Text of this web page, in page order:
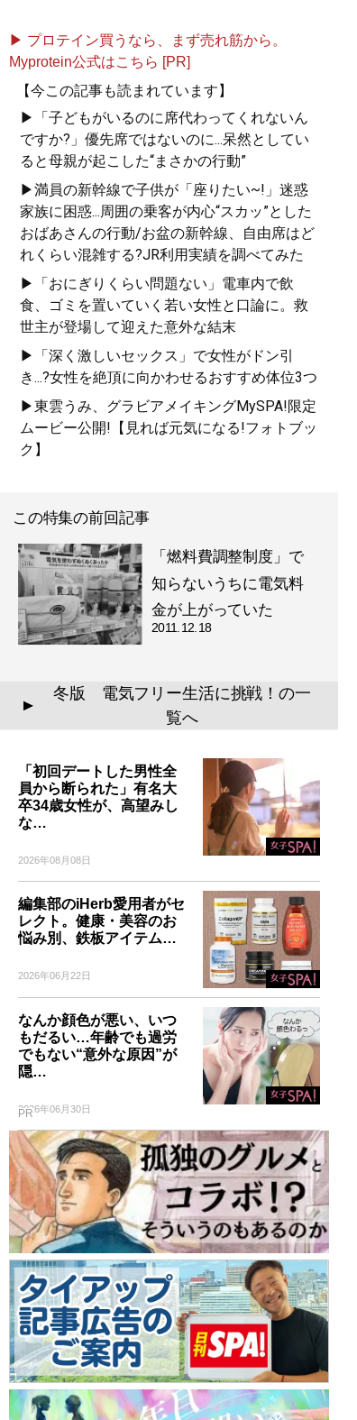
▶ プロテイン買うなら、まず売れ筋から。
Myprotein公式はこちら [PR]
【今この記事も読まれています】
▶「子どもがいるのに席代わってくれないん
ですか?」優先席ではないのに...呆然としてい
ると母親が起こした“まさかの行動”
▶満員の新幹線で子供が「座りたい~!」迷惑
家族に困惑...周囲の乗客が内心“スカッ”とした
おばあさんの行動/お盆の新幹線、自由席はど
れくらい混雑する?JR利用実績を調べてみた
▶「おにぎりくらい問題ない」電車内で飲
食、ゴミを置いていく若い女性と口論に。救
世主が登場して迎えた意外な結末
▶「深く激しいセックス」で女性がドン引
き...?女性を絶頂に向かわせるおすすめ体位3つ
▶東雲うみ、グラビアメイキングMySPA!限定
ムービー公開!【見れば元気になる!フォトブッ
ク】
この特集の前回記事
「燃料費調整制度」で
知らないうちに電気料
金が上がっていた
2011.12.18
▲
冬版 電気フリー生活に挑戦！の一
覧へ
「初回デートした男性全
員から断られた」有名大
卒34歳女性が、高望みし
な…
2026年08月08日
編集部のiHerb愛用者がセ
レクト。健康・美容のお
悩み別、鉄板アイテム…
2026年06月22日
なんか顔色が悪い、いつ
もだるい…年齢でも過労
でもない“意外な原因”が
隠…
2026年06月30日
PR